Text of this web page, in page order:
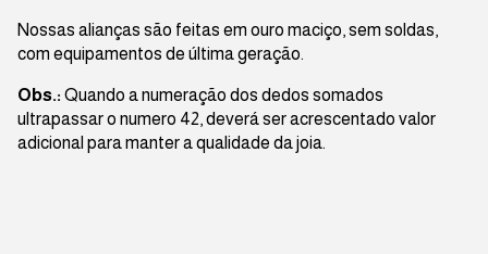
Nossas alianças são feitas em ouro maciço, sem soldas,
com equipamentos de última geração.
Obs.: Quando a numeração dos dedos somados
ultrapassar o numero 42, deverá ser acrescentado valor
adicional para manter a qualidade da joia.